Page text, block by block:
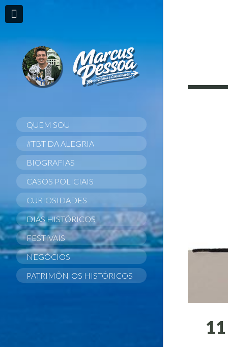
QUEM SOU
#TBT DA ALEGRIA
BIOGRAFIAS
CASOS POLICIAIS
CURIOSIDADES
DIAS HISTÓRICOS
FESTIVAIS
NEGÓCIOS
PATRIMÔNIOS HISTÓRICOS